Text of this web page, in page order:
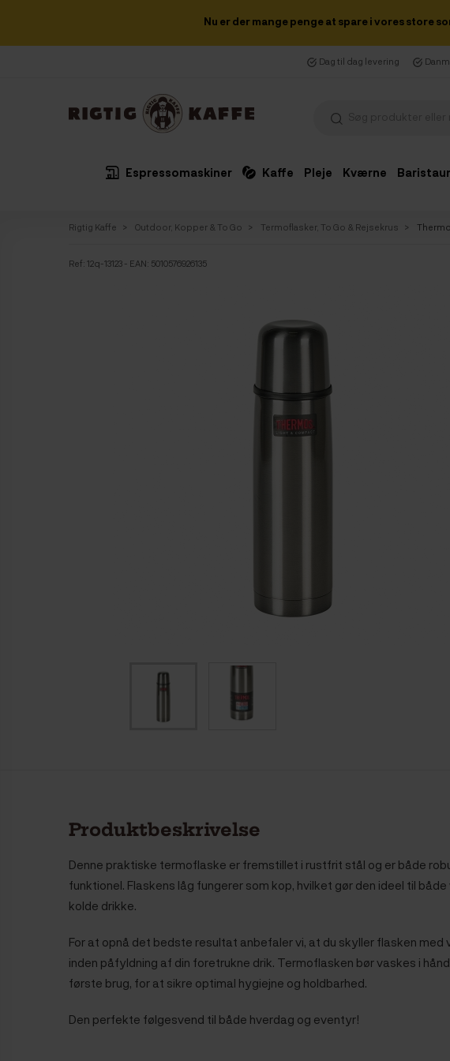
Nu er der mange penge at spare i vores store
Dag til dag levering
Espressomaskiner Kaffe Pleje Kværne
Rigtig Kaffe Outdoor, Kopper & To Go Termoflasker, To Go & Rejsekrus
Ref: 12q-13123 - EAN: 5010576926135
Produktbeskrivelse
Denne praktiske termoflaske er fremstillet i rustfrit stål og er både
funktionel. Flaskens låg fungerer som kop, hvilket gør den ideel til
kolde drikke.
For at opnå det bedste resultat anbefaler vi, at du skyller flasken med
inden påfyldning af din foretrukne drik. Termoflasken bør vaskes i
første brug, for at sikre optimal hygiejne og holdbarhed.
Den perfekte følgesvend til både hverdag og eventyr!